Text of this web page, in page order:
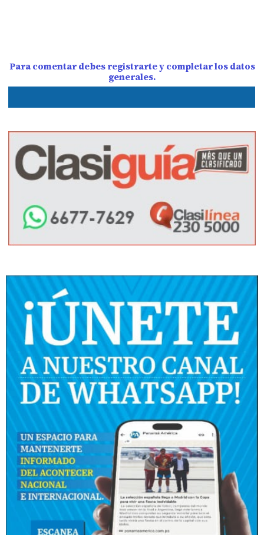
Para comentar debes registrarte y completar los datos
generales.